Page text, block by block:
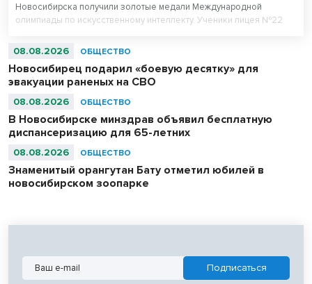
Новосибирска получили золотые медали Международной
олимпиады по искусственному интеллекту. Ученики лицея №22
абсолютными чемпионами соревнований.
08.08.2026 ОБЩЕСТВО
Новосибирец подарил «боевую десятку» для
эвакуации раненых на СВО
08.08.2026 ОБЩЕСТВО
В Новосибирске минздрав объявил бесплатную
диспансеризацию для 65-летних
08.08.2026 ОБЩЕСТВО
Знаменитый орангутан Бату отметил юбилей в
новосибирском зоопарке